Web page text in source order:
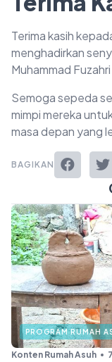
Terima kasih
menghadirkan
Muhammad
Semoga sepeda
mimpi mereka
masa depan yang
BAGIKAN
PROGRAM RUMAH
Konten Rumah Asuh